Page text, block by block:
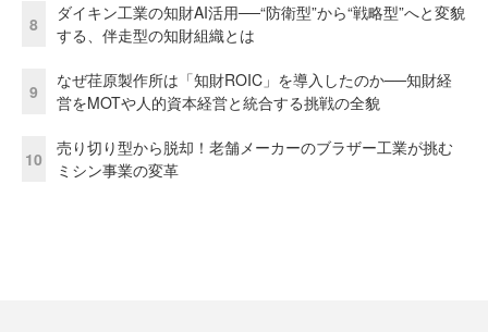
8
ダイキン工業の知財AI活用──“防衛型”から“戦略型”へと変貌
する、伴走型の知財組織とは
9
なぜ荏原製作所は「知財ROIC」を導入したのか──知財経
営をMOTや人的資本経営と統合する挑戦の全貌
10
売り切り型から脱却！老舗メーカーのブラザー工業が挑む
ミシン事業の変革